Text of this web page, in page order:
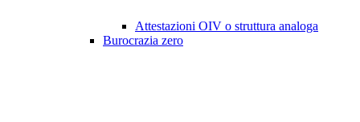
Attestazioni OIV o struttura analoga
Burocrazia zero